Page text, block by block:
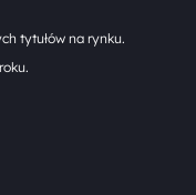
tytułów na rynku.